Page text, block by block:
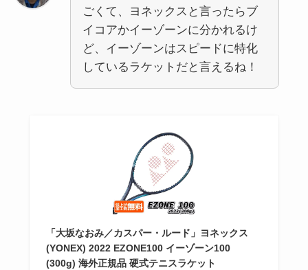
ごくて、ヨネックスと言ったらブ
イコアかイーゾーンに分かれるけ
ど、イーゾーンはスピードに特化
しているラケットだと言えるね！
「大坂なおみ／カスパー・ルード」ヨネックス
(YONEX) 2022 EZONE100 イーゾーン100
(300g) 海外正規品 硬式テニスラケット